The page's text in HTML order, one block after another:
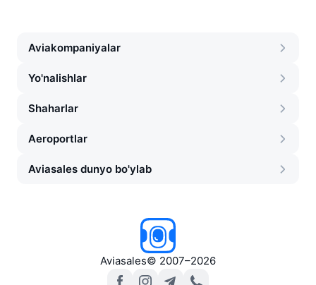
Aviakompaniyalar
Yo'nalishlar
Shaharlar
Aeroportlar
Aviasales dunyo bo'ylab
Aviasales© 2007–2026